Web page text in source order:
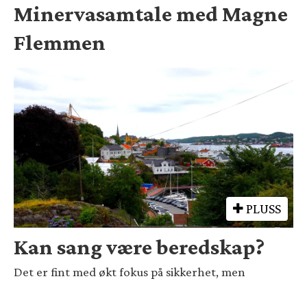
Minervasamtale med Magne
Flemmen
PLUSS
Kan sang være beredskap?
Det er fint med økt fokus på sikkerhet, men